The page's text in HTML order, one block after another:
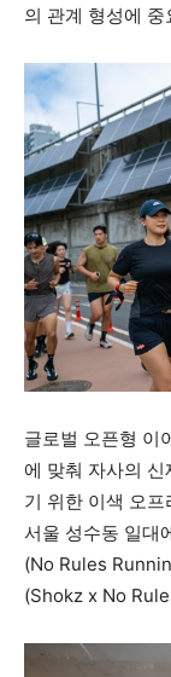
의 관계 형성에
글로벌 오픈형 이
에 맞춰 자사의 신
기 위한 이색 오
서울 성수동 일대
(No Rules
(Shokz x No